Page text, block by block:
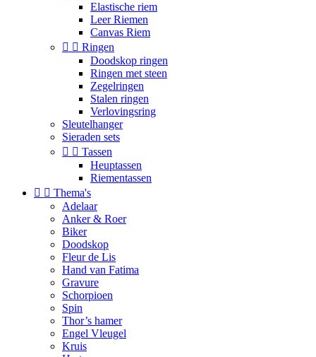
Elastische riem
Leer Riemen
Canvas Riem
  Ringen
Doodskop ringen
Ringen met steen
Zegelringen
Stalen ringen
Verlovingsring
Sleutelhanger
Sieraden sets
  Tassen
Heuptassen
Riementassen
  Thema's
Adelaar
Anker & Roer
Biker
Doodskop
Fleur de Lis
Hand van Fatima
Gravure
Schorpioen
Spin
Thor’s hamer
Engel Vleugel
Kruis